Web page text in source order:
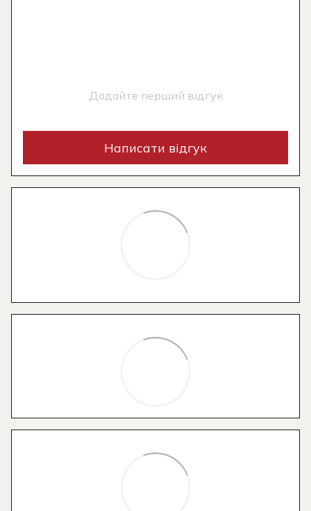
Додайте перший відгук
Написати відгук